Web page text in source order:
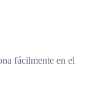
fácilmente en el